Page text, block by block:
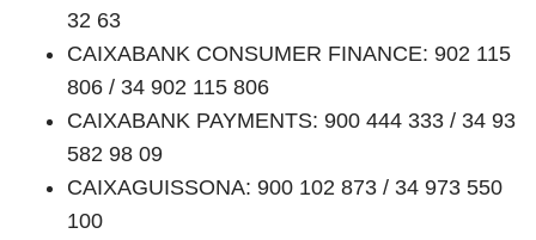
32 63
CAIXABANK CONSUMER FINANCE: 902 115
806 / 34 902 115 806
CAIXABANK PAYMENTS: 900 444 333 / 34 93
582 98 09
CAIXAGUISSONA: 900 102 873 / 34 973 550
100